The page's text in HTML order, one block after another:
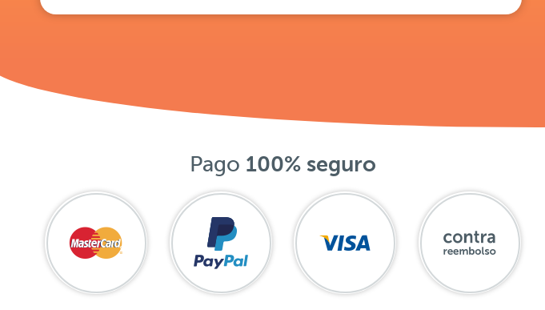
Pago 100% seguro